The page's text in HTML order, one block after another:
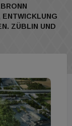
ENTWICKLUNG
ZÜBLIN UND